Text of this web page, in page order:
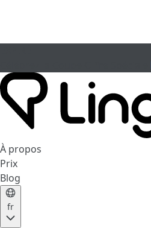
À propos
Prix
Blog
fr